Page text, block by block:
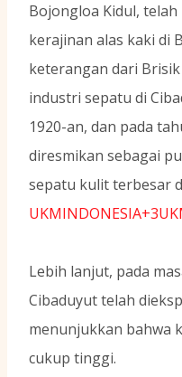
Bojongloa Kidul,
kerajinan alas kaki di
keterangan dari
industri sepatu di
1920-an, dan pada
diresmikan sebagai
sepatu kulit terbesar
Lebih lanjut, pada
Cibaduyut telah
menunjukkan bahwa
cukup tinggi.